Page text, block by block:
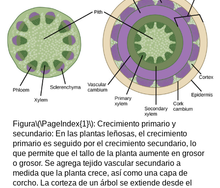
Figura\(\PageIndex{1}\): Crecimiento primario y
secundario: En las plantas leñosas, el crecimiento
primario es seguido por el crecimiento secundario, lo
que permite que el tallo de la planta aumente en grosor
o grosor. Se agrega tejido vascular secundario a
medida que la planta crece, así como una capa de
corcho. La corteza de un árbol se extiende desde el